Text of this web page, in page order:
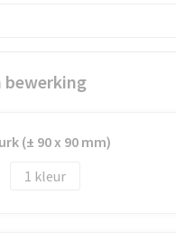
bewerking
(± 90 x 90 mm)
1